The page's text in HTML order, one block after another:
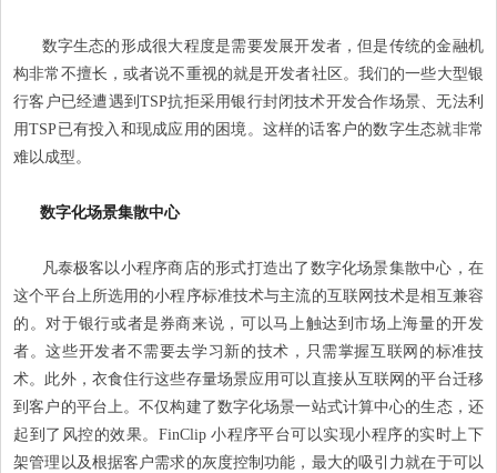
数字生态的形成很大程度是需要发展开发者，但是传统的金融机
构非常不擅长，或者说不重视的就是开发者社区。我们的一些大型银
行客户已经遭遇到TSP抗拒采用银行封闭技术开发合作场景、无法利
用TSP已有投入和现成应用的困境。这样的话客户的数字生态就非常
难以成型。
数字化场景集散中心
凡泰极客以小程序商店的形式打造出了数字化场景集散中心，在
这个平台上所选用的小程序标准技术与主流的互联网技术是相互兼容
的。对于银行或者是券商来说，可以马上触达到市场上海量的开发
者。这些开发者不需要去学习新的技术，只需掌握互联网的标准技
术。此外，衣食住行这些存量场景应用可以直接从互联网的平台迁移
到客户的平台上。不仅构建了数字化场景一站式计算中心的生态，还
起到了风控的效果。FinClip 小程序平台可以实现小程序的实时上下
架管理以及根据客户需求的灰度控制功能，最大的吸引力就在于可以